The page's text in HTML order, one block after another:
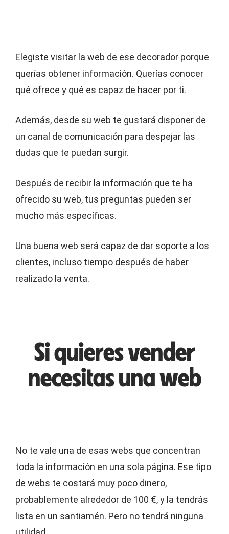
Elegiste visitar la web de ese decorador porque
querías obtener información. Querías conocer
qué ofrece y qué es capaz de hacer por ti.
Además, desde su web te gustará disponer de
un canal de comunicación para despejar las
dudas que te puedan surgir.
Después de recibir la información que te ha
ofrecido su web, tus preguntas pueden ser
mucho más específicas.
Una buena web será capaz de dar soporte a los
clientes, incluso tiempo después de haber
realizado la venta.
Si quieres vender
necesitas una web
No te vale una de esas webs que concentran
toda la información en una sola página. Ese tipo
de webs te costará muy poco dinero,
probablemente alrededor de 100 €, y la tendrás
lista en un santiamén. Pero no tendrá ninguna